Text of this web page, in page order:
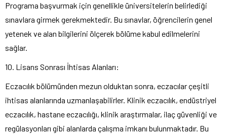
Programa başvurmak için genellikle üniversitelerin belirlediği
sınavlara girmek gerekmektedir. Bu sınavlar, öğrencilerin genel
yetenek ve alan bilgilerini ölçerek bölüme kabul edilmelerini
sağlar.
10. Lisans Sonrası İhtisas Alanları:
Eczacılık bölümünden mezun olduktan sonra, eczacılar çeşitli
ihtisas alanlarında uzmanlaşabilirler. Klinik eczacılık, endüstriyel
eczacılık, hastane eczacılığı, klinik araştırmalar, ilaç güvenliği ve
regülasyonları gibi alanlarda çalışma imkanı bulunmaktadır. Bu